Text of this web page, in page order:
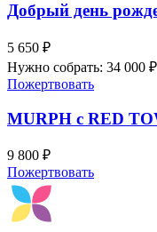
Добрый день
5 650 ₽
Нужно собрать: 34 000 ₽
Пожертвовать
MURPH с RED
9 800 ₽
Пожертвовать